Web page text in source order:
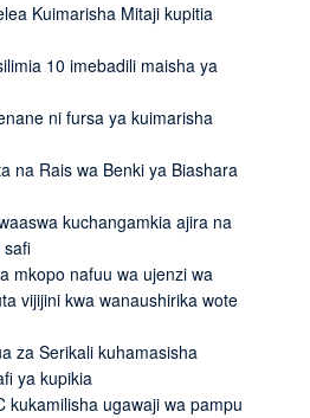
Kuimarisha Mitaji kupitia
10 imebadili maisha ya
ni fursa ya kuimarisha
na Rais wa Benki ya Biashara
kuchangamkia ajira na
safi
mkopo nafuu wa ujenzi wa
vijijini kwa wanaushirika wote
za Serikali kuhamasisha
ya kupikia
kukamilisha ugawaji wa pampu